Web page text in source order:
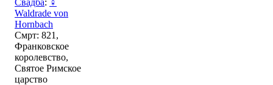
Свадба: ♀
Waldrade von
Hornbach
Смрт: 821,
Франковское
королевство,
Святое Римское
царство